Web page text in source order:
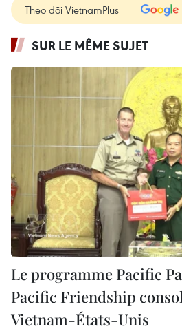
Theo dõi VietnamPlus
SUR LE MÊME SUJET
Le programme Pacific
Pacific Friendship
Vietnam-États-Unis